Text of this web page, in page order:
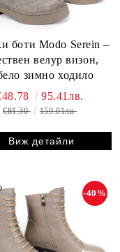
боти Modo Serein –
велур визон,
зимно ходило
95.41лв.
€81.30 159.01лв.
Виж детайли
-40%